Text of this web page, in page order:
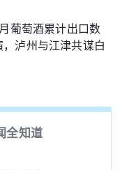
葡萄酒累计出口数
泸州与江津共谋白
全知道